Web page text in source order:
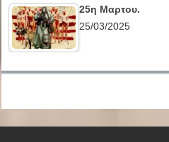
25η Μαρτου.
25/03/2025